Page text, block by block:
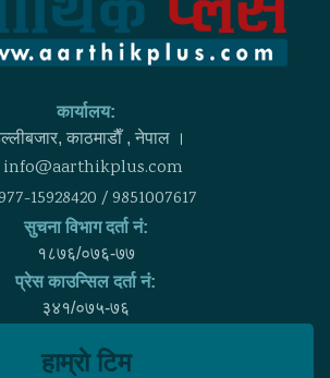
कार्यालय:
काठमाडाैँ , नेपाल ।
info@aarthikplus.com
15928420 / 9851007617
सुचना विभाग दर्ता नं:
१८७६/०७६-७७
प्रेस काउन्सिल दर्ता नं:
३४१/०७५-७६
हाम्राे टिम